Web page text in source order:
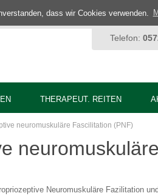
dass wir Cookies verwenden.
Telefon:
THERAPEUT. REITEN
neuromuskuläre Fascilitation (PNF)
Neuromuskuläre Fazilitation